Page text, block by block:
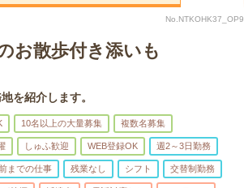
No.NTKOHK37_OP9
お散歩付き添いも
を紹介します。
10名以上の大量募集 複数名募集
しゅふ歓迎 WEB登録OK 週2～3日勤務
までの仕事 残業なし シフト 交替制勤務